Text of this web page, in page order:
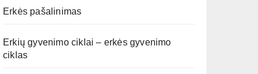
Erkės pašalinimas
Erkių gyvenimo ciklai – erkės gyvenimo
ciklas